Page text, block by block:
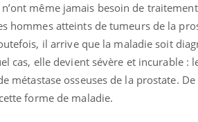
n’ont même jamais besoin de
hommes atteints de tumeurs de la
il arrive que la maladie soit
cas, elle devient sévère et incurable :
métastase osseuses de la prostate.
forme de maladie.
: un cas
chez un touriste
France
infantile : un
s’interroge sur
taux élevé en France